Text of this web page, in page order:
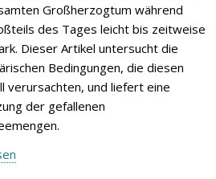
Großherzogtum während
des Tages leicht bis zeitweise
Dieser Artikel untersucht die
Bedingungen, die diesen
verursachten, und liefert eine
der gefallenen